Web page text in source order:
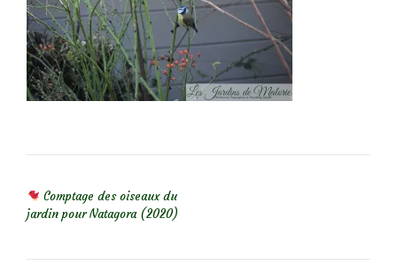
Comptage des oiseaux du
jardin pour Natagora (2020)